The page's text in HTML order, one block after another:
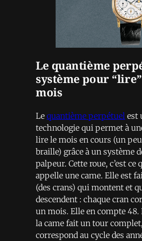
Le quantième
système pour
mois
Le quantième perpétuel est
technologie qui permet à
lire le mois en cours (un
braille) grâce à un système
palpeur. Cette roue, c’est ce
appelle une came. Elle est
(des crans) qui montent et
descendent : chaque cran
un mois. Elle en compte 48.
la came fait un tour
correspond au cycle des